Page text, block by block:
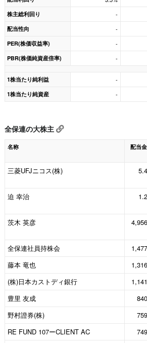
株主総利回り -
配当性向 -
PER(株価収益率) -
PBR(株価純資産倍率) -
1株当たり純利益 -
1株当たり純資産 -
全保連の大株主
名称 配当金
三菱UFJニコス(株)
迫 幸治
茨木 英彦
全保連社員持株会
藤本 竜也
(株)日本カストディ銀行
豊里 友成
野村證券(株)
RE FUND 107ーCLIENT AC